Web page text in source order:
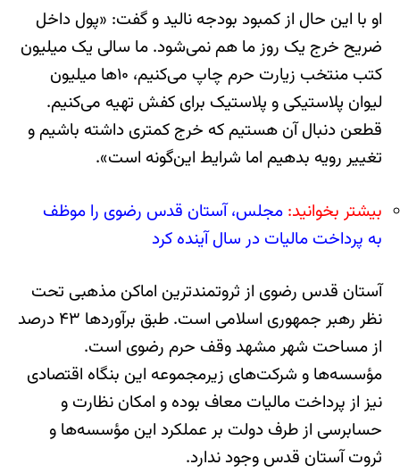
او با این حال از کمبود بودجه نالید و گفت: «پول داخل
ضریح خرج یک روز ما هم نمی‌شود. ما سالی یک میلیون
کتب منتخب زیارت حرم چاپ می‌کنیم، ۱۰‌ها میلیون
لیوان پلاستیکی و پلاستیک برای کفش تهیه می‌کنیم.
قطعن دنبال آن هستیم که خرج کمتری داشته باشیم و
تغییر رویه بدهیم اما شرایط این‌گونه است».
بیشتر بخوانید: مجلس، آستان قدس رضوی را موظف
به پرداخت مالیات در سال آینده کرد
آستان قدس رضوی از ثروتمندترین اماکن مذهبی تحت
نظر رهبر جمهوری اسلامی است. طبق برآوردها ۴۳ درصد
از مساحت شهر مشهد وقف حرم رضوی است.
مؤسسه‌ها و شرکت‌های زیرمجموعه‌ این بنگاه اقتصادی
نیز از پرداخت مالیات معاف بوده و امکان نظارت و
حسابرسی از طرف دولت بر عملکرد این مؤسسه‌ها و
ثروت آستان قدس وجود ندارد.